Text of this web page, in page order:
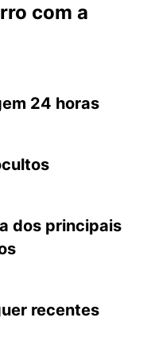
com a
24 horas
dos principais
recentes